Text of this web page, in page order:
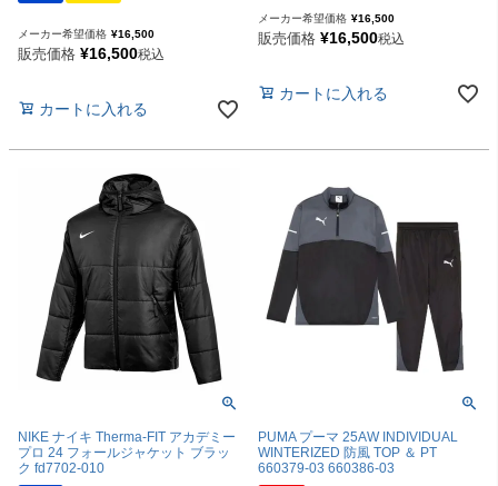
メーカー希望価格 ¥16,500
販売価格 ¥16,500税込
カートに入れる
メーカー希望価格 ¥16,500
販売価格 ¥16,500税込
カートに入れる
NIKE ナイキ Therma-FIT アカデミー
プロ 24 フォールジャケット ブラッ
ク fd7702-010
PUMA プーマ 25AW INDIVIDUAL
WINTERIZED 防風 TOP ＆ PT
660379-03 660386-03